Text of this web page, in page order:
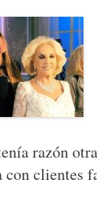
razón
con clientes